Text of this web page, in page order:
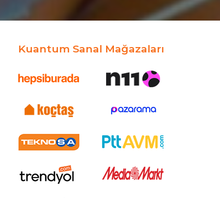
Kuantum Sanal Mağazaları